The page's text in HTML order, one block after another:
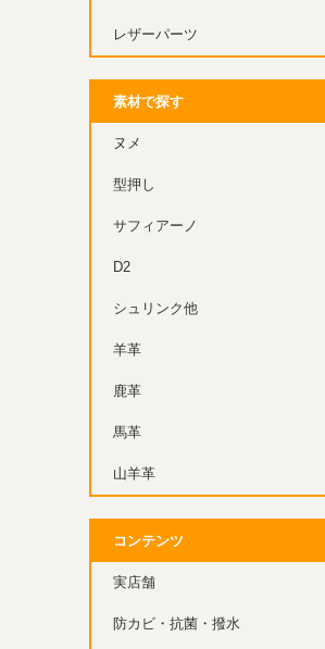
レザーパーツ
素材で探す
ヌメ
型押し
サフィアーノ
D2
シュリンク他
羊革
鹿革
馬革
山羊革
コンテンツ
実店舗
防カビ・抗菌・撥水